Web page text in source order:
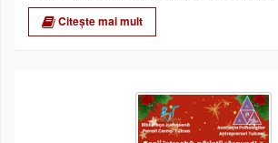
Citește mai mult